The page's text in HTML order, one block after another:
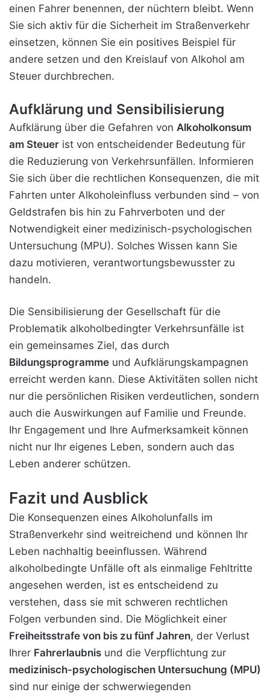
einen Fahrer benennen, der nüchtern bleibt. Wenn
Sie sich aktiv für die Sicherheit im Straßenverkehr
einsetzen, können Sie ein positives Beispiel für
andere setzen und den Kreislauf von Alkohol am
Steuer durchbrechen.
Aufklärung und Sensibilisierung
Aufklärung über die Gefahren von Alkoholkonsum
am Steuer ist von entscheidender Bedeutung für
die Reduzierung von Verkehrsunfällen. Informieren
Sie sich über die rechtlichen Konsequenzen, die mit
Fahrten unter Alkoholeinfluss verbunden sind – von
Geldstrafen bis hin zu Fahrverboten und der
Notwendigkeit einer medizinisch-psychologischen
Untersuchung (MPU). Solches Wissen kann Sie
dazu motivieren, verantwortungsbewusster zu
handeln.
Die Sensibilisierung der Gesellschaft für die
Problematik alkoholbedingter Verkehrsunfälle ist
ein gemeinsames Ziel, das durch
Bildungsprogramme und Aufklärungskampagnen
erreicht werden kann. Diese Aktivitäten sollen nicht
nur die persönlichen Risiken verdeutlichen, sondern
auch die Auswirkungen auf Familie und Freunde.
Ihr Engagement und Ihre Aufmerksamkeit können
nicht nur Ihr eigenes Leben, sondern auch das
Leben anderer schützen.
Fazit und Ausblick
Die Konsequenzen eines Alkoholunfalls im
Straßenverkehr sind weitreichend und können Ihr
Leben nachhaltig beeinflussen. Während
alkoholbedingte Unfälle oft als einmalige Fehltritte
angesehen werden, ist es entscheidend zu
verstehen, dass sie mit schweren rechtlichen
Folgen verbunden sind. Die Möglichkeit einer
Freiheitsstrafe von bis zu fünf Jahren, der Verlust
Ihrer Fahrerlaubnis und die Verpflichtung zur
medizinisch-psychologischen Untersuchung (MPU)
sind nur einige der schwerwiegenden